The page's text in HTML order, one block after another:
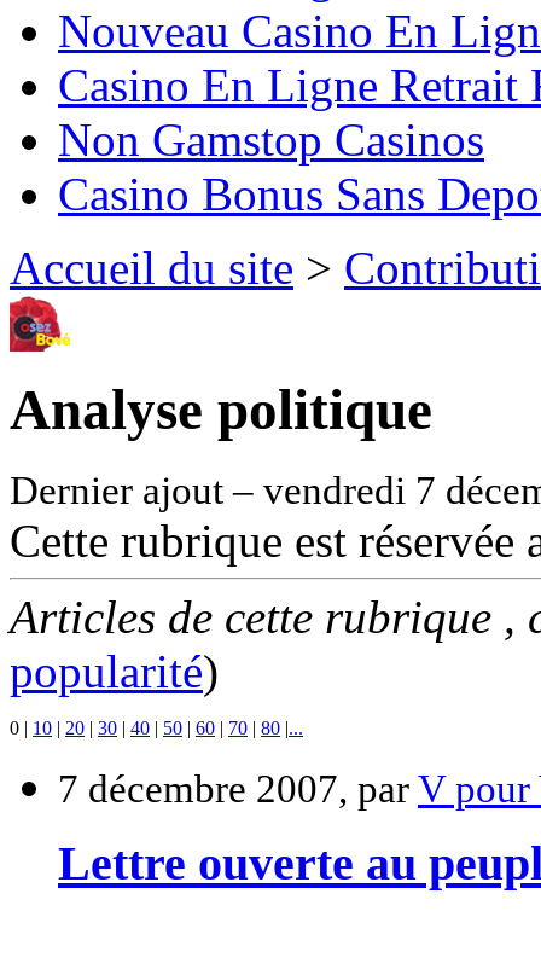
Nouveau Casino En
Casino En Ligne Retrait
Non Gamstop Casinos
Casino Bonus Sans
Accueil du site >
Analyse politique
Dernier ajout – vendredi 7
Cette rubrique est réservée
Articles de cette rubrique ,
popularité)
0 | 10 | 20 | 30 | 40 | 50 | 60 | 70 | 80 |...
7 décembre 2007, parV pour
Lettre ouverte au